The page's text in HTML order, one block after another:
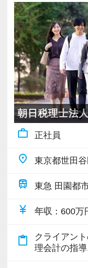
そんなお客様に寄
して専門性を活か
たいオフィスです
各業界に対するAI
先駆けて会計業界
方は、ぜひ当社で
【ご紹介が多い安
頼される税務のプ
様に寄り添う」こ
お客様から「こ
いたら、それを
ます。ご紹介案
いった私たちの
す！
会計事務所経験者
ていただき、早い
ジメント業務にも
験・知識を活かし
でキャリアアップ
【対象業種100種
強い税理士法人で
創業以来17年連
上、全国6拠点で
お客様に事務所
います。
専門Webサイト
新規顧問契約の
朝日税理士法
work_outline 正社員
place 東京都世田
train 東急 田園都
currency_yen 年収 ：600
content_paste
クライアン
理会計の指